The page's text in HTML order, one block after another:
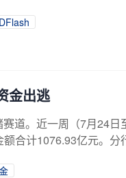
金出逃
道。近一周（7月24
合计1076.93亿元。分